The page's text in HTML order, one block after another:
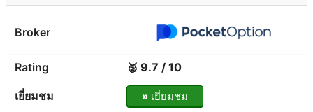
🥈 9.7 / 10
»เยี่ยมชม